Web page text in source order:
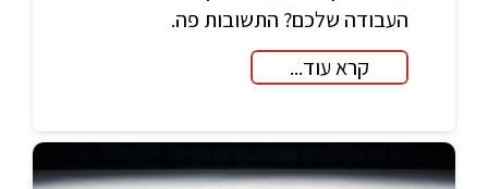
העבודה שלכם? התשובות פה.
קרא עוד...